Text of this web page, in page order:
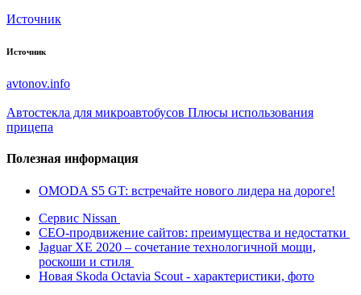
Источник
Источник
avtonov.info
Автостекла для микроавтобусов Плюсы использования
прицепа
Полезная информация
OMODA S5 GT: встречайте нового лидера на дороге!
Сервис Nissan
СЕО-продвижение сайтов: преимущества и недостатки
Jaguar XE 2020 – сочетание технологичной мощи,
роскоши и стиля
Новая Skoda Octavia Scout - характеристики, фото